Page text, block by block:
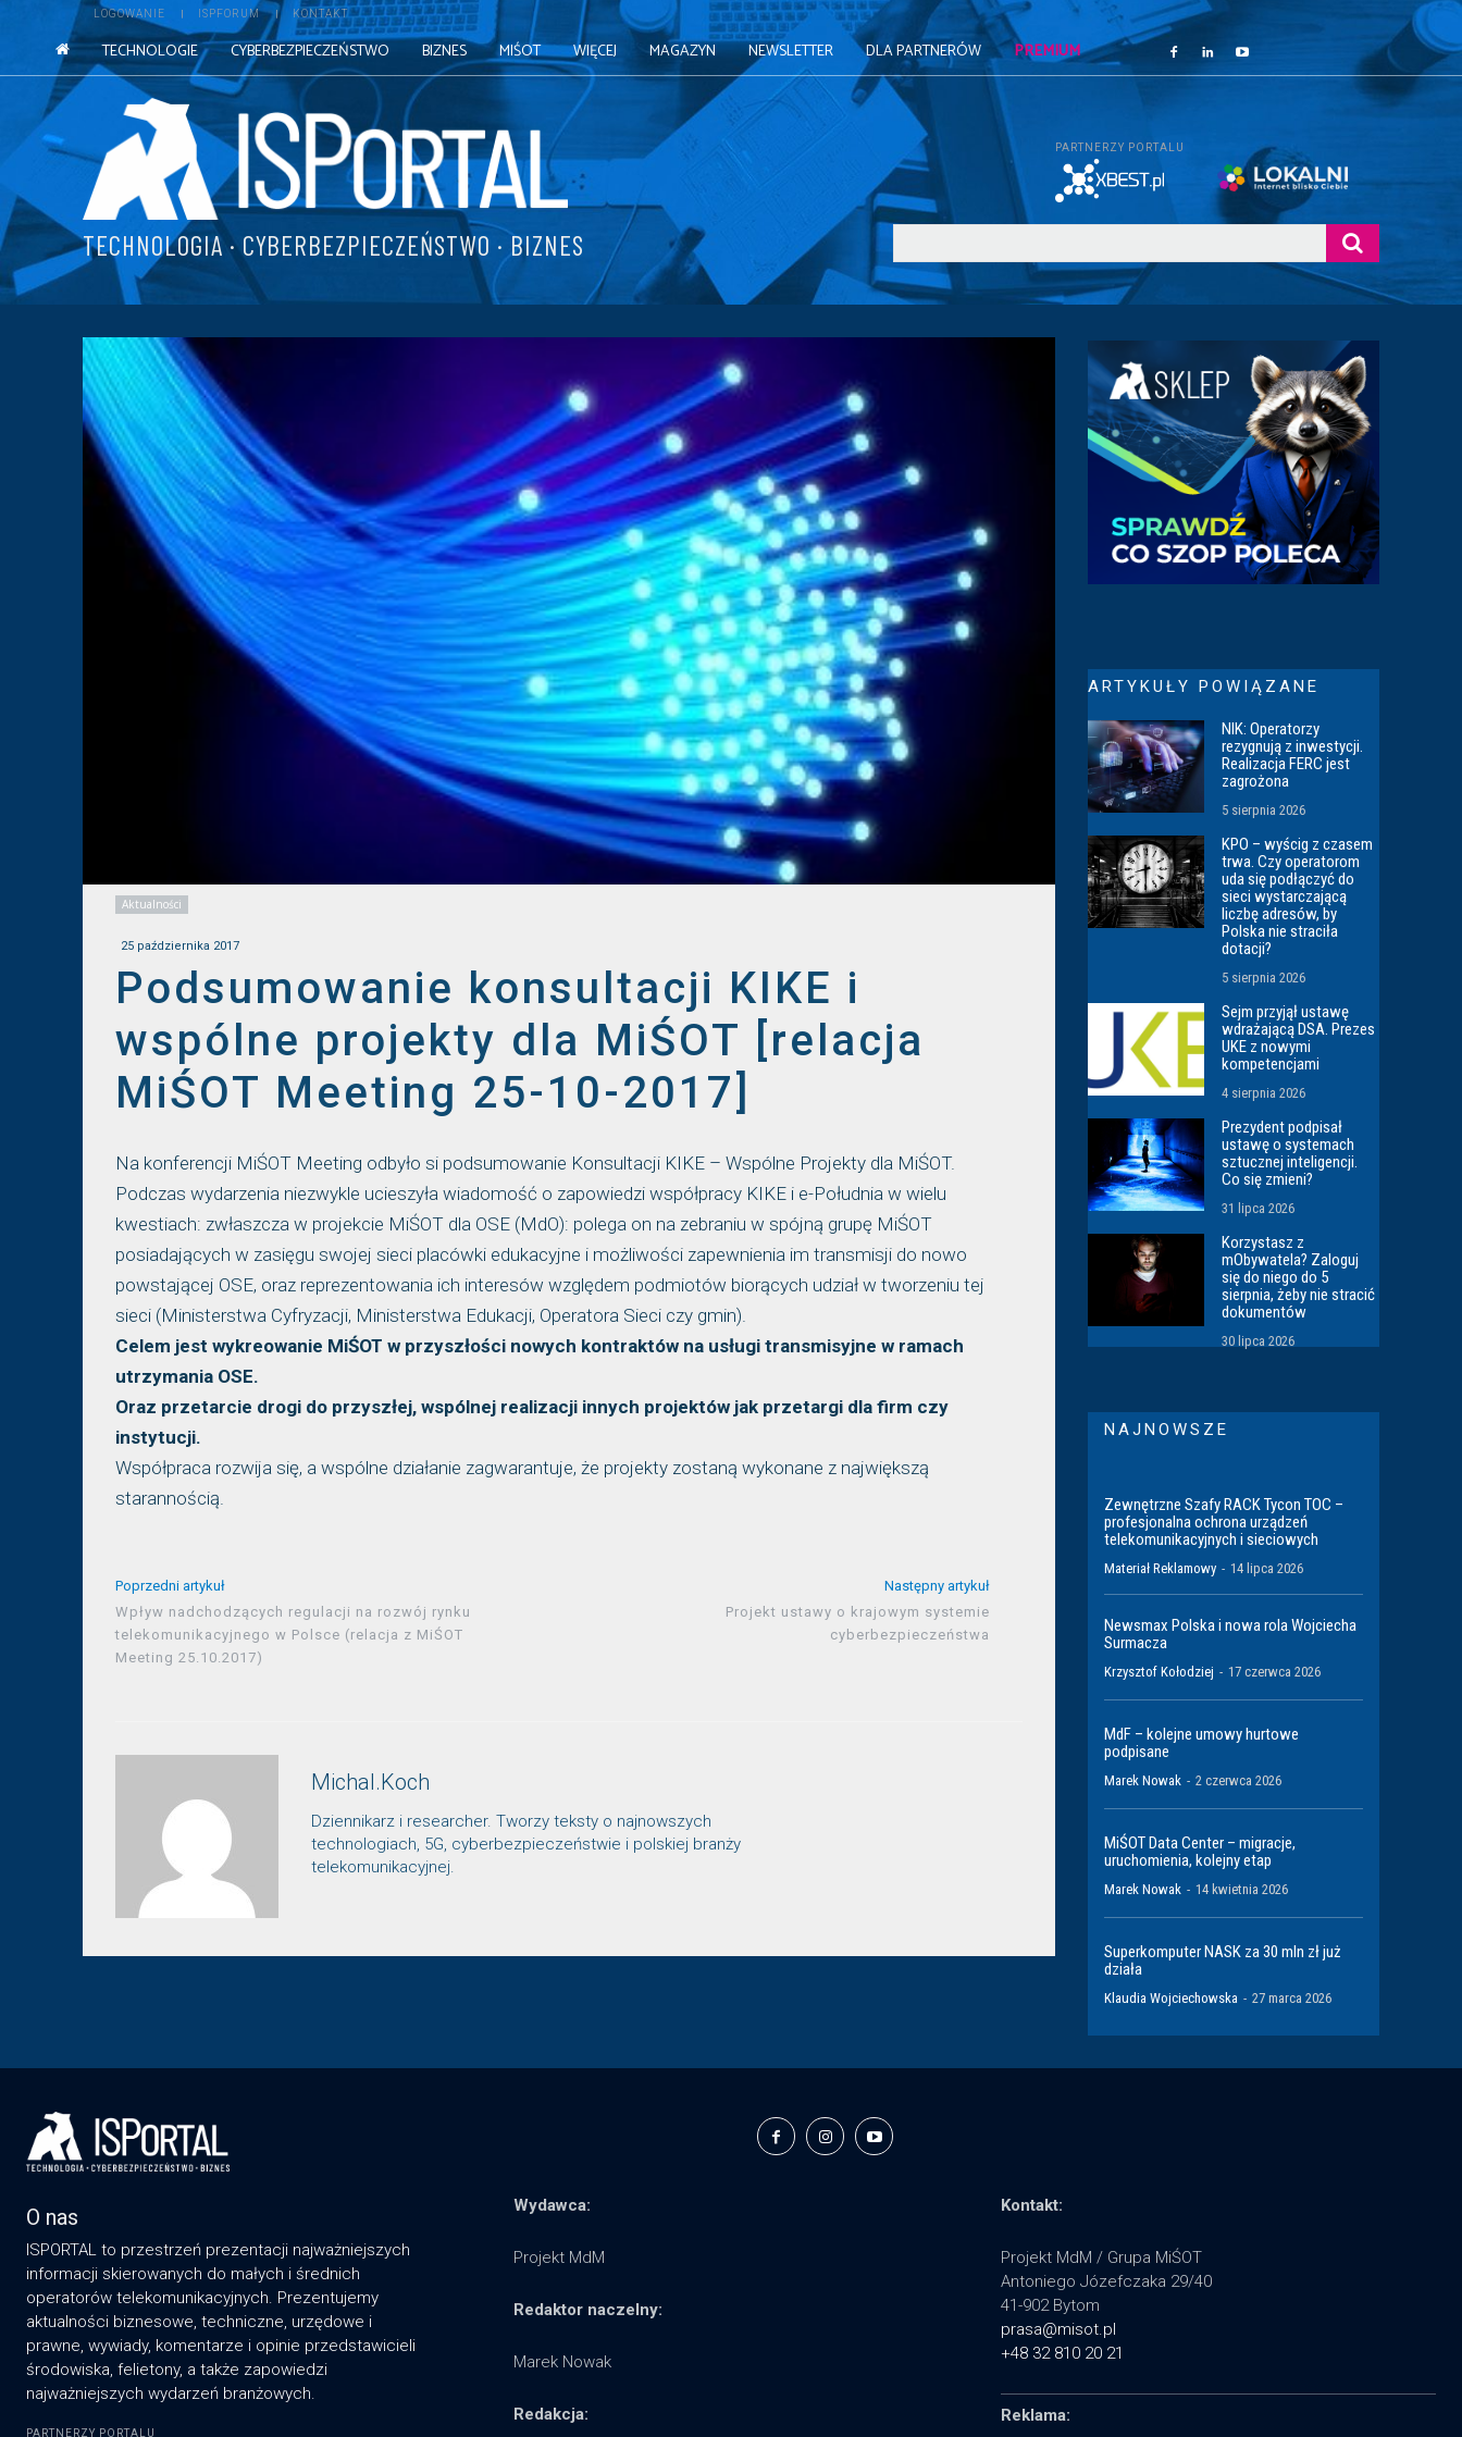
LOGOWANIE ISPFORUM KONTAKT
TECHNOLOGIE CYBERBEZPIECZEŃSTWO BIZNES MIŚOT WIĘCEJ MAGAZYN NEWSLETTER DLA PARTNERÓW PREMIUM
TECHNOLOGIA · CYBERBEZPIECZEŃSTWO · BIZNES
PARTNERZY PORTALU
Aktualności
25 października 2017
Podsumowanie konsultacji KIKE i
wspólne projekty dla MiŚOT [relacja
MiŚOT Meeting 25-10-2017]
Na konferencji MiŚOT Meeting odbyło si podsumowanie Konsultacji KIKE – Wspólne Projekty dla MiŚOT.
Podczas wydarzenia niezwykle ucieszyła wiadomość o zapowiedzi współpracy KIKE i e-Południa w wielu
kwestiach: zwłaszcza w projekcie MiŚOT dla OSE (MdO): polega on na zebraniu w spójną grupę MiŚOT
posiadających w zasięgu swojej sieci placówki edukacyjne i możliwości zapewnienia im transmisji do nowo
powstającej OSE, oraz reprezentowania ich interesów względem podmiotów biorących udział w tworzeniu tej
sieci (Ministerstwa Cyfryzacji, Ministerstwa Edukacji, Operatora Sieci czy gmin).
Celem jest wykreowanie MiŚOT w przyszłości nowych kontraktów na usługi transmisyjne w ramach
utrzymania OSE.
Oraz przetarcie drogi do przyszłej, wspólnej realizacji innych projektów jak przetargi dla firm czy
instytucji.
Współpraca rozwija się, a wspólne działanie zagwarantuje, że projekty zostaną wykonane z największą
starannością.
Poprzedni artykuł
Wpływ nadchodzących regulacji na rozwój rynku
telekomunikacyjnego w Polsce (relacja z MiŚOT
Meeting 25.10.2017)
Następny artykuł
Projekt ustawy o krajowym systemie
cyberbezpieczeństwa
Michal.Koch
Dziennikarz i researcher. Tworzy teksty o najnowszych
technologiach, 5G, cyberbezpieczeństwie i polskiej branży
telekomunikacyjnej.
ARTYKUŁY POWIĄZANE
NIK: Operatorzy
rezygnują z inwestycji.
Realizacja FERC jest
zagrożona
5 sierpnia 2026
KPO – wyścig z czasem
trwa. Czy operatorom
uda się podłączyć do
sieci wystarczającą
liczbę adresów, by
Polska nie straciła
dotacji?
5 sierpnia 2026
Sejm przyjął ustawę
wdrażającą DSA. Prezes
UKE z nowymi
kompetencjami
4 sierpnia 2026
Prezydent podpisał
ustawę o systemach
sztucznej inteligencji.
Co się zmieni?
31 lipca 2026
Korzystasz z
mObywatela? Zaloguj
się do niego do 5
sierpnia, żeby nie stracić
dokumentów
30 lipca 2026
NAJNOWSZE
Zewnętrzne Szafy RACK Tycon TOC –
profesjonalna ochrona urządzeń
telekomunikacyjnych i sieciowych
Materiał Reklamowy - 14 lipca 2026
Newsmax Polska i nowa rola Wojciecha
Surmacza
Krzysztof Kołodziej - 17 czerwca 2026
MdF – kolejne umowy hurtowe
podpisane
Marek Nowak - 2 czerwca 2026
MiŚOT Data Center – migracje,
uruchomienia, kolejny etap
Marek Nowak - 14 kwietnia 2026
Superkomputer NASK za 30 mln zł już
działa
Klaudia Wojciechowska - 27 marca 2026
O nas
ISPORTAL to przestrzeń prezentacji najważniejszych
informacji skierowanych do małych i średnich
operatorów telekomunikacyjnych. Prezentujemy
aktualności biznesowe, techniczne, urzędowe i
prawne, wywiady, komentarze i opinie przedstawicieli
środowiska, felietony, a także zapowiedzi
najważniejszych wydarzeń branżowych.
PARTNERZY PORTALU
Wydawca:
Projekt MdM
Redaktor naczelny:
Marek Nowak
Redakcja:
Kontakt:
Projekt MdM / Grupa MiŚOT
Antoniego Józefczaka 29/40
41-902 Bytom
prasa@misot.pl
+48 32 810 20 21
Reklama: